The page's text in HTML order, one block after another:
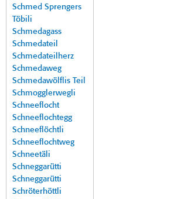
Schmed Sprengers
Töbili
Schmedagass
Schmedateil
Schmedateilherz
Schmedaweg
Schmedawölflis Teil
Schmogglerwegli
Schneeflocht
Schneeflochtegg
Schneeflöchtli
Schneeflochtweg
Schneetäli
Schneggarütti
Schneggarütti
Schröterhöttli